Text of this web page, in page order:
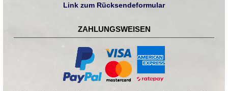
Link zum Rücksendeformular
ZAHLUNGSWEISEN